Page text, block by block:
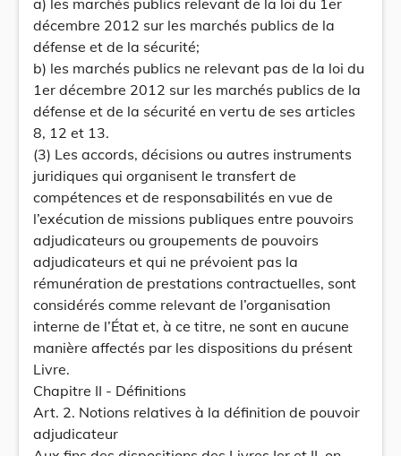
a) les marchés publics relevant de la loi du 1er
décembre 2012 sur les marchés publics de la
défense et de la sécurité;
b) les marchés publics ne relevant pas de la loi du
1er décembre 2012 sur les marchés publics de la
défense et de la sécurité en vertu de ses articles
8, 12 et 13.
(3) Les accords, décisions ou autres instruments
juridiques qui organisent le transfert de
compétences et de responsabilités en vue de
l’exécution de missions publiques entre pouvoirs
adjudicateurs ou groupements de pouvoirs
adjudicateurs et qui ne prévoient pas la
rémunération de prestations contractuelles, sont
considérés comme relevant de l’organisation
interne de l’État et, à ce titre, ne sont en aucune
manière affectés par les dispositions du présent
Livre.
Chapitre II - Définitions
Art. 2. Notions relatives à la définition de pouvoir
adjudicateur